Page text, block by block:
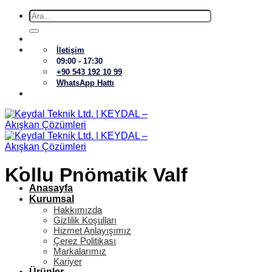
İçeriğeAra:
İletişim
09:00 - 17:30
+90 543 192 10 99
WhatsApp Hattı
Anasayfa
Kurumsal
Hakkımızda
Gizlilik Koşulları
Hizmet Anlayışımız
Çerez Politikası
Markalarımız
Kariyer
Kollu Pnömatik Valf